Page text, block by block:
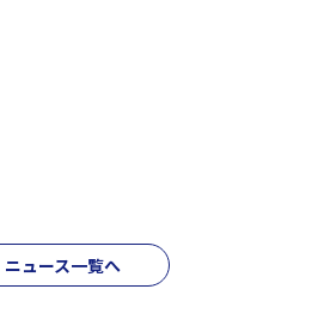
ニュース一覧へ